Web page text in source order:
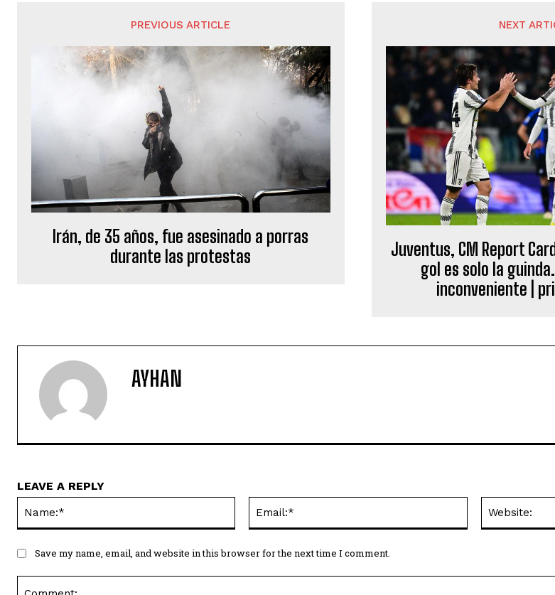
PREVIOUS ARTICLE
Irán, de 35 años, fue asesinado a porras
durante las protestas
NEXT
Juventus, CM Report
gol es solo la
inconveniente |
AYHAN
LEAVE A REPLY
Save my name, email, and website in this browser for the next time I comment.